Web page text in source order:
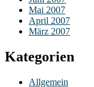
Mai 2007
April 2007
März 2007
Kategorien
Allgemein